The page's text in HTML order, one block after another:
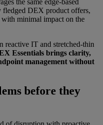
fledged DEX product offers,
minimal impact on the
reactive IT and stretched-thin
Essentials brings clarity,
management without
before they